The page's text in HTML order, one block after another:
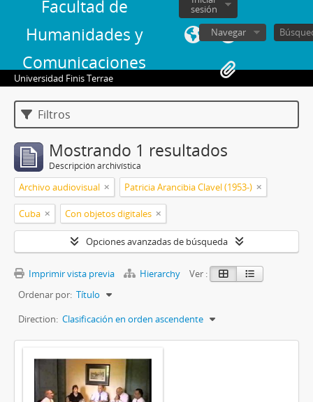
Facultad de
Humanidades y
Comunicaciones
sesión
Navegar
Universidad Finis Terrae
Filtros
Mostrando 1 resultados
Descripción archivística
Archivo audiovisual Patricia Arancibia Clavel (1953-)
Cuba Con objetos digitales
Opciones avanzadas de búsqueda
Imprimir vista previa Hierarchy
Ver :
Ordenar por: Título
Direction: Clasificación en orden ascendente